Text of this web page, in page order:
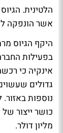
הלטינית.
אשר הונפקה
היקף הגיוס
בפעילות
אינקיה כי
גדולים
נוספות
מליון דולר.